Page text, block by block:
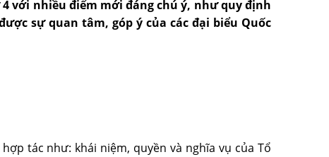
với nhiều điểm mới đáng chú ý, như quy định
sự quan tâm, góp ý của các đại biểu Quốc
tác như: khái niệm, quyền và nghĩa vụ của Tổ